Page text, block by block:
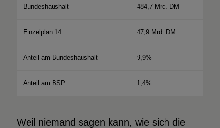
Bundeshaushalt 484,7 Mrd. DM
Einzelplan 14 47,9 Mrd. DM
Anteil am Bundeshaushalt 9,9%
Anteil am BSP 1,4%
Weil niemand sagen kann, wie sich die